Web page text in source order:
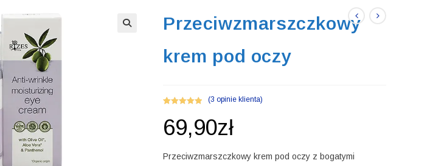
SEARCH
Przeciwzmarszczkowy
krem pod oczy
5.00 na 5 na
podstawie
klientów
(3 opinie klienta)
69,90zł
Przeciwzmarszczkowy krem pod oczy z bogatymi